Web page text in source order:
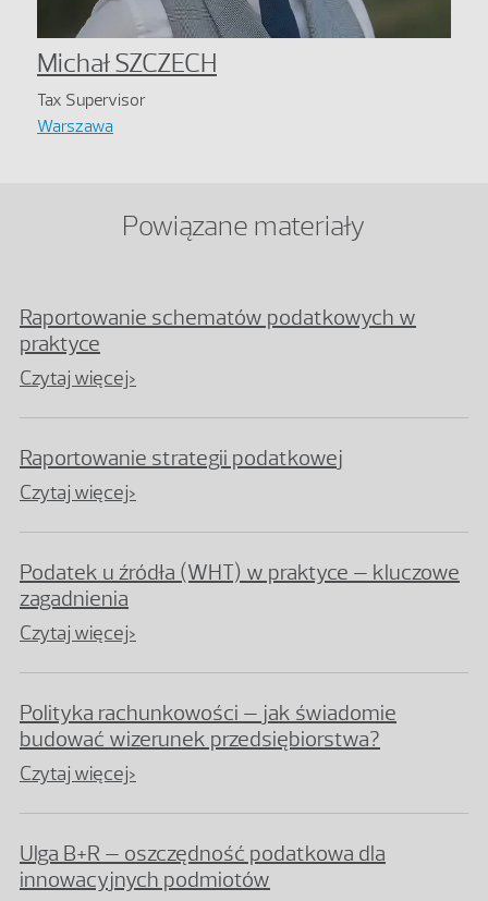
Michał SZCZECH
Tax Supervisor
Warszawa
Powiązane materiały
Raportowanie schematów podatkowych w
praktyce
Czytaj więcej>
Raportowanie strategii podatkowej
Czytaj więcej>
Podatek u źródła (WHT) w praktyce – kluczowe
zagadnienia
Czytaj więcej>
Polityka rachunkowości – jak świadomie
budować wizerunek przedsiębiorstwa?
Czytaj więcej>
Ulga B+R – oszczędność podatkowa dla
innowacyjnych podmiotów